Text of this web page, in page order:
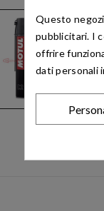
Questo
pubblicitari. I
offrire
dati personali